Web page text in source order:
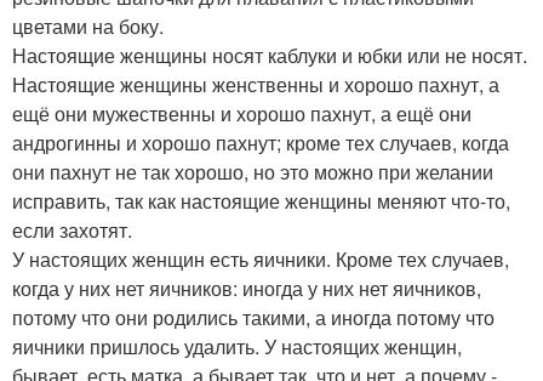
цветами на боку.
Настоящие женщины носят каблуки и юбки или не носят.
Настоящие женщины женственны и хорошо пахнут, а
ещё они мужественны и хорошо пахнут, а ещё они
андрогинны и хорошо пахнут; кроме тех случаев, когда
они пахнут не так хорошо, но это можно при желании
исправить, так как настоящие женщины меняют что-то,
если захотят.
У настоящих женщин есть яичники. Кроме тех случаев,
когда у них нет яичников: иногда у них нет яичников,
потому что они родились такими, а иногда потому что
яичники пришлось удалить. У настоящих женщин,